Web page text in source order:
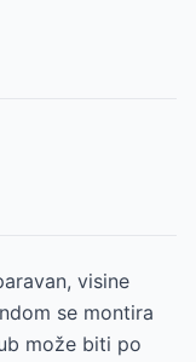
visine
se montira
može biti po